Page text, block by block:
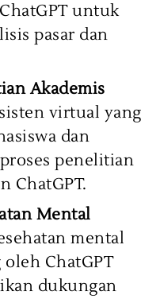
untuk
pasar dan
Akademis
virtual yang
dan
penelitian
ChatGPT.
Mental
mental
ChatGPT
dukungan